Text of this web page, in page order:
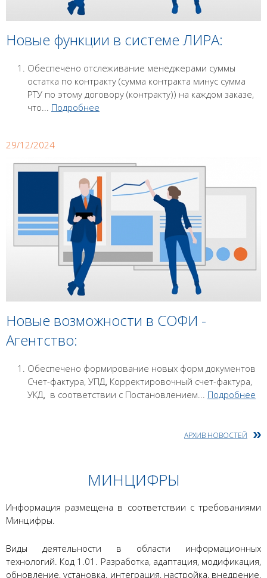
Новые функции в системе ЛИРА:
Обеспечено отслеживание менеджерами суммы
остатка по контракту (сумма контракта минус сумма
РТУ по этому договору (контракту)) на каждом заказе,
что... Подробнее
29/12/2024
Новые возможности в СОФИ -
Агентство:
Обеспечено формирование новых форм документов
Счет-фактура, УПД, Корректировочный счет-фактура,
УКД, в соответствии с Постановлением... Подробнее
АРХИВ НОВОСТЕЙ
МИНЦИФРЫ
Информация размещена в соответствии с требованиями
Минцифры.
Виды деятельности в области информационных
технологий. Код 1.01. Разработка, адаптация, модификация,
обновление, установка, интеграция, настройка, внедрение,